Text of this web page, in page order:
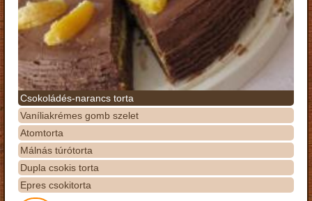
Csokoládés-narancs torta
Vaníliakrémes gomb szelet
Atomtorta
Málnás túrótorta
Dupla csokis torta
Epres csokitorta